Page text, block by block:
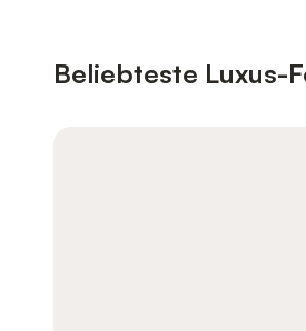
Beliebteste Luxus-